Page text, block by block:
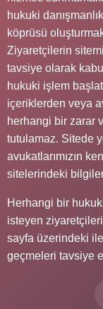
hukuki
köprüsü
Ziyaretçilerin
tavsiye olarak
hukuki işlem
içeriklerden veya
herhangi bir zarar
tutulamaz. Sitede
avukatlarımızın
sitelerindeki
Herhangi bir
isteyen
sayfa üzerindeki
geçmeleri tavsiye